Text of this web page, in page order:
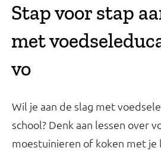
Stap voor stap
met
vo
Wil je aan de slag met
school? Denk aan lessen over
moestuinieren of koken met je